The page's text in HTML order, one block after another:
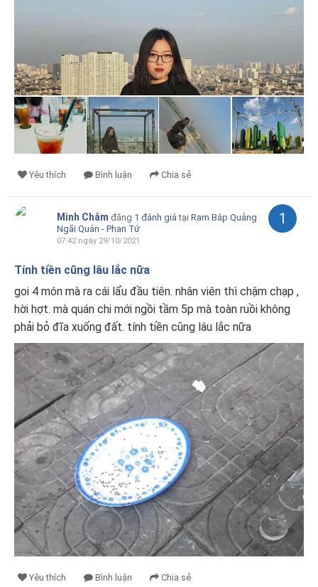
Yêu thích Bình luận Chia sẻ
Minh Châm đăng 1 đánh giá tại Ram Bắp Quảng
Ngãi Quán - Phan Tứ
07:42 ngày 29/10/2021
1
Tính tiền cũng lâu lắc nữa
goi 4 món mà ra cái lẩu đầu tiên. nhân viên thì chậm chạp ,
hời hợt. mà quán chi mới ngồi tầm 5p mà toàn ruồi không
phải bỏ đĩa xuống đất. tính tiền cũng lâu lắc nữa
Yêu thích Bình luận Chia sẻ